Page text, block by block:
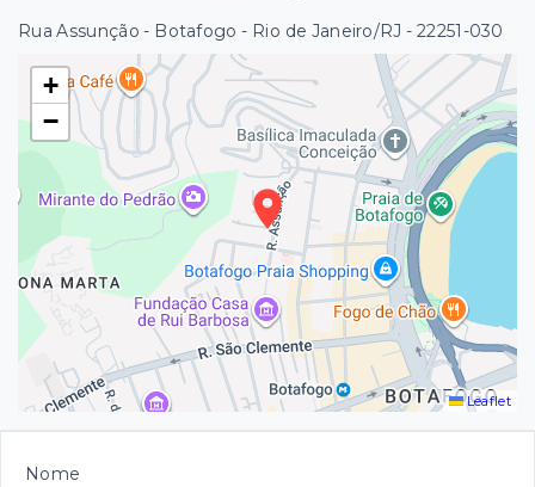
Rua Assunção - Botafogo - Rio de Janeiro/RJ - 22251-030
+
−
Leaflet
Nome